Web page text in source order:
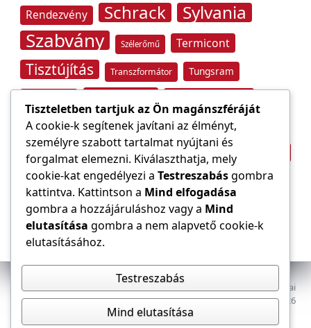
Rendezvény Schrack Sylvania
Szabvány Szélerőmű Termicont
Tisztújítás Transzformátor Tungsram
Villámvédelem
Világítástechnika Áramfogyasztás
Áramszolgáltató Építőipar átviteli hálózat
Az E-VILLAMOS szaklap a Magyar Mérnöki Kamara Elektrotechnikai
Tagozatának lapja. Minden jog fenntartva, © 2009–2026
Tiszteletben tartjuk az Ön magánszféráját
A cookie-k segítenek javítani az élményt,
személyre szabott tartalmat nyújtani és
forgalmat elemezni. Kiválaszthatja, mely
cookie-kat engedélyezi a Testreszabásgombra
kattintva. Kattintson a Mind elfogadása
gombra a hozzájáruláshoz vagy a Mind
elutasítása gombra a nem alapvető cookie-k
elutasításához.
Testreszabás
Mind elutasítása